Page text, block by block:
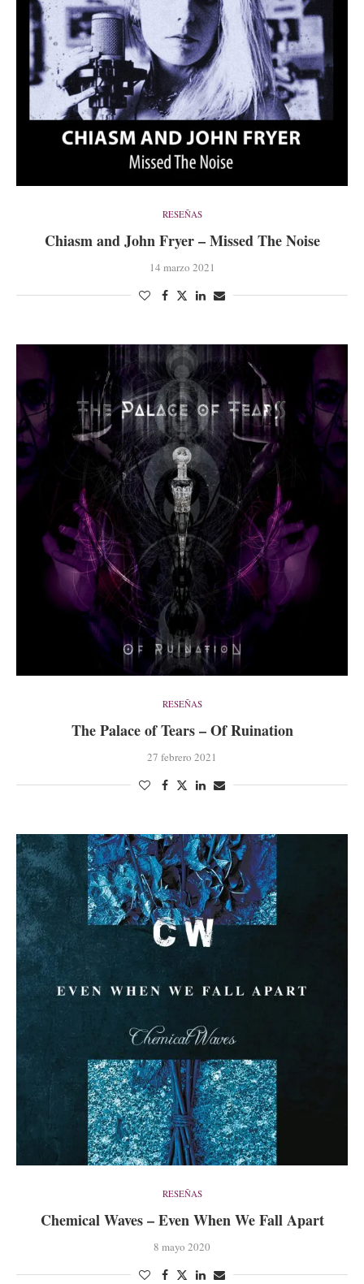
RESEÑAS
Chiasm and John Fryer – Missed The Noise
14 marzo 2021
RESEÑAS
The Palace of Tears – Of Ruination
27 febrero 2021
RESEÑAS
Chemical Waves – Even When We Fall Apart
8 mayo 2020